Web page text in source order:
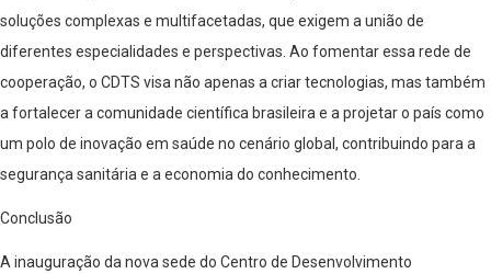
soluções complexas e multifacetadas, que exigem a união de
diferentes especialidades e perspectivas. Ao fomentar essa rede de
cooperação, o CDTS visa não apenas a criar tecnologias, mas também
a fortalecer a comunidade científica brasileira e a projetar o país como
um polo de inovação em saúde no cenário global, contribuindo para a
segurança sanitária e a economia do conhecimento.
Conclusão
A inauguração da nova sede do Centro de Desenvolvimento